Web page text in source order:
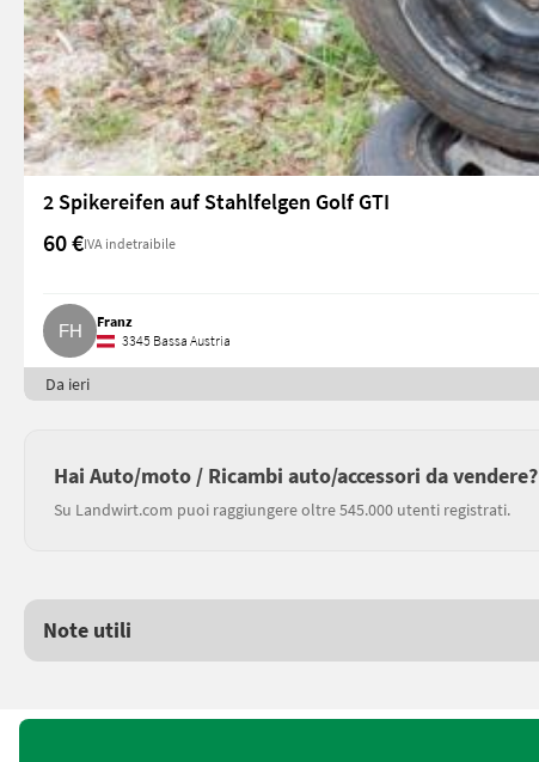
2 Spikereifen auf Stahlfelgen Golf GTI
60 €IVA indetraibile
Franz
3345 Bassa Austria
Da ieri
Hai Auto/moto / Ricambi auto/accessori da vendere?
Su Landwirt.com puoi raggiungere oltre 545.000 utenti registrati.
Note utili